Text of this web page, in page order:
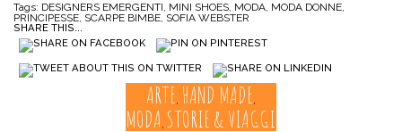
Tags: DESIGNERS EMERGENTI, MINI SHOES, MODA, MODA DONNE,
PRINCIPESSE, SCARPE BIMBE, SOFIA WEBSTER
SHARE THIS...
ARTE , HAND MADE ,
MODA , STORIE & VIAGGI